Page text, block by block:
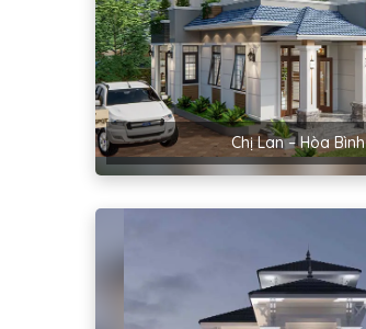
Chị Lan – Hòa Bình